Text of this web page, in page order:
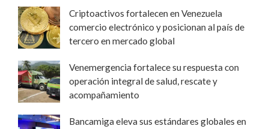
Criptoactivos fortalecen en Venezuela
comercio electrónico y posicionan al país de
tercero en mercado global
Venemergencia fortalece su respuesta con
operación integral de salud, rescate y
acompañamiento
Bancamiga eleva sus estándares globales en